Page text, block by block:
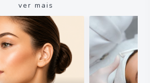
ver mais